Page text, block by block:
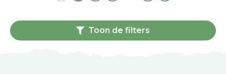
Toon de filters